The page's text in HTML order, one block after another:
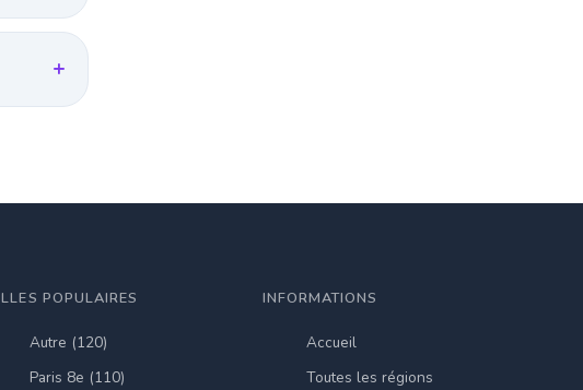
POPULAIRES
Autre (120)
Paris 8e (110)
INFORMATIONS
Accueil
Toutes les régions